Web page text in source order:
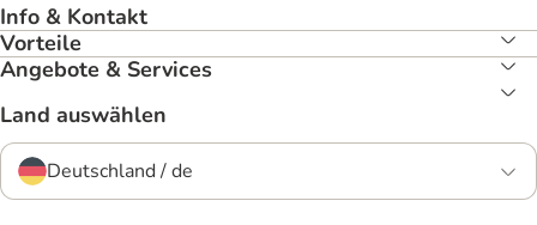
Info & Kontakt
Vorteile
Angebote & Services
Land auswählen
Deutschland / de